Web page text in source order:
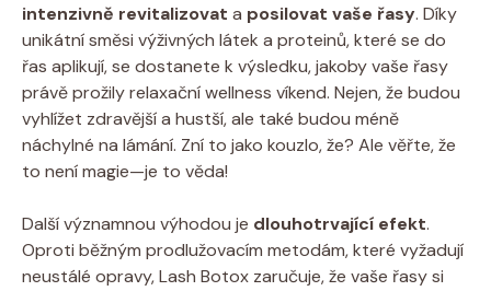
intenzivně revitalizovat a posilovat vaše řasy. Díky
unikátní směsi výživných látek a proteinů, které se do
řas aplikují, se dostanete k výsledku, jakoby vaše řasy
právě prožily relaxační wellness víkend. Nejen, že budou
vyhlížet zdravější a hustší, ale také budou méně
náchylné na lámání. Zní to jako kouzlo, že? Ale věřte, že
to není magie—je to věda!
Další významnou výhodou je dlouhotrvající efekt.
Oproti běžným prodlužovacím metodám, které vyžadují
neustálé opravy, Lash Botox zaručuje, že vaše řasy si